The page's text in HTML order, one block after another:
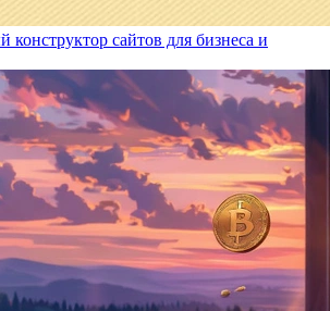
сайтов для бизнеса и